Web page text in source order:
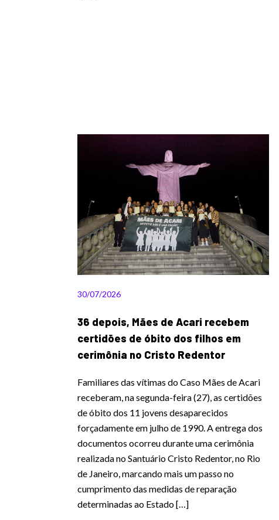
30/07/2026
36 depois, Mães de Acari recebem
certidões de óbito dos filhos em
cerimônia no Cristo Redentor
Familiares das vítimas do Caso Mães de Acari
receberam, na segunda-feira (27), as certidões
de óbito dos 11 jovens desaparecidos
forçadamente em julho de 1990. A entrega dos
documentos ocorreu durante uma cerimônia
realizada no Santuário Cristo Redentor, no Rio
de Janeiro, marcando mais um passo no
cumprimento das medidas de reparação
determinadas ao Estado […]